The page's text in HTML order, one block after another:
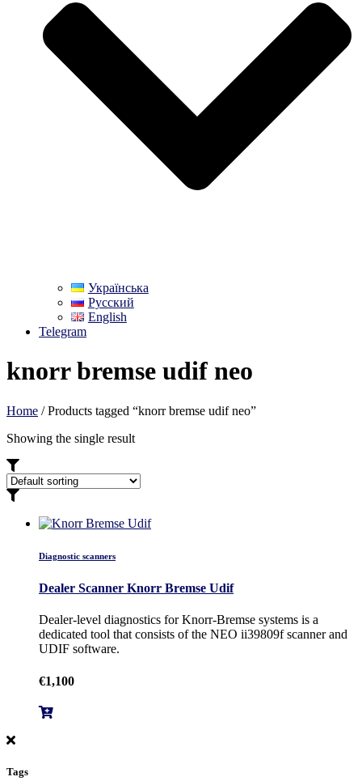
Українська
Русский
English
Telegram
knorr bremse udif neo
Home / Products tagged “knorr bremse udif neo”
Showing the single result
Diagnostic scanners
Dealer Scanner Knorr Bremse Udif
Dealer-level diagnostics for Knorr-Bremse systems is a
dedicated tool that consists of the NEO ii39809f scanner and
UDIF software.
€1,100
Tags